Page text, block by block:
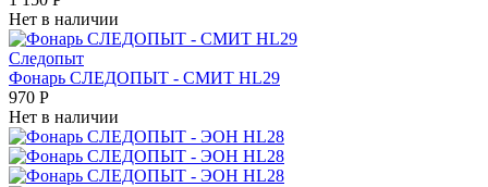
Нет в наличии
Следопыт
Фонарь СЛЕДОПЫТ - СМИТ HL29
970 Р
Нет в наличии